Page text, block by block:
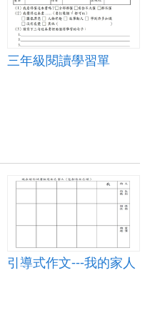
三年級閱讀學習單
引導式作文---我的家人